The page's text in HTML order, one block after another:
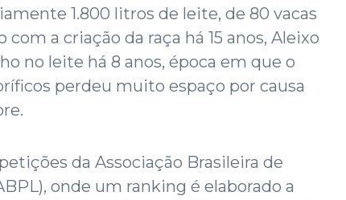
1.800 litros de leite, de 80 vacas
a criação da raça há 15 anos, Aleixo
no leite há 8 anos, época em que o
perdeu muito espaço por causa
da Associação Brasileira de
onde um ranking é elaborado a